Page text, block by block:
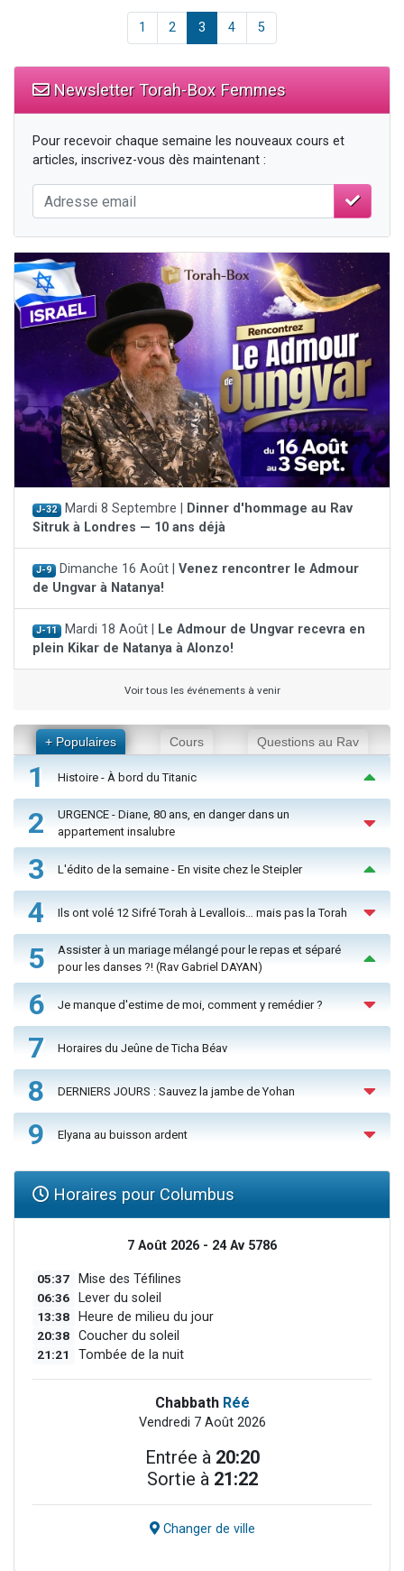
1 2 3 4 5
Newsletter Torah-Box Femmes
Pour recevoir chaque semaine les nouveaux cours et
articles, inscrivez-vous dès maintenant :
J-32 Mardi 8 Septembre |
Dinner d'hommage au Rav
Sitruk à Londres — 10 ans déjà
J-9 Dimanche 16 Août | Venez rencontrer le Admour
de Ungvar à Natanya!
J-11 Mardi 18 Août |
Le Admour de Ungvar recevra en
plein Kikar de Natanya à Alonzo!
Voir tous les événements à venir
+ Populaires Cours Questions au Rav
1 Histoire - À bord du Titanic
2
URGENCE - Diane, 80 ans, en danger dans un
appartement insalubre
3 L'édito de la semaine - En visite chez le Steipler
4 Ils ont volé 12 Sifré Torah à Levallois… mais pas la Torah
5
Assister à un mariage mélangé pour le repas et séparé
pour les danses ?! (Rav Gabriel DAYAN)
6 Je manque d'estime de moi, comment y remédier ?
7 Horaires du Jeûne de Ticha Béav
8 DERNIERS JOURS : Sauvez la jambe de Yohan
9 Elyana au buisson ardent
Horaires pour Columbus
7 Août 2026 - 24 Av 5786
05:37 Mise des Téfilines
06:36 Lever du soleil
13:38 Heure de milieu du jour
20:38 Coucher du soleil
21:21 Tombée de la nuit
Chabbath Réé
Vendredi 7 Août 2026
Entrée à 20:20
Sortie à 21:22
Changer de ville